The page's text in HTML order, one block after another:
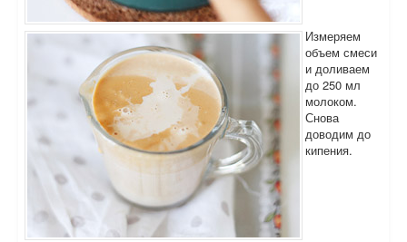
Измеряем
объем смеси
и доливаем
до 250 мл
молоком.
Снова
доводим до
кипения.